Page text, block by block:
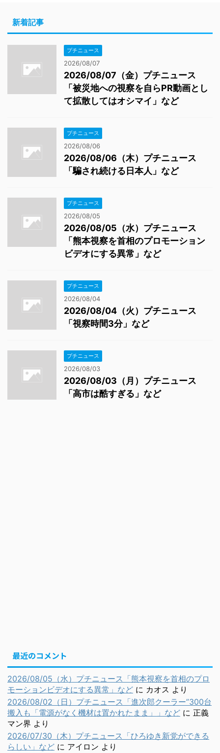
新着記事
プチニュース
2026/08/07
2026/08/07（金）プチニュース
「被災地への視察を自らPR動画とし
て拡散してはオシマイ」など
プチニュース
2026/08/06
2026/08/06（木）プチニュース
「騙され続ける日本人」など
プチニュース
2026/08/05
2026/08/05（水）プチニュース
「熊本視察を首相のプロモーション
ビデオにする異常」など
プチニュース
2026/08/04
2026/08/04（火）プチニュース
「視察時間3分」など
プチニュース
2026/08/03
2026/08/03（月）プチニュース
「高市は酷すぎる」など
最近のコメント
2026/08/05（水）プチニュース「熊本視察を首相のプロ
モーションビデオにする異常」など に カオス より
2026/08/02（日）プチニュース「進次郎クーラー”300台
搬入も「電源がなく機材は置かれたまま」」など に 正義
マン界 より
2026/07/30（木）プチニュース「ひろゆき新党ができる
らしい」など に アイロン より